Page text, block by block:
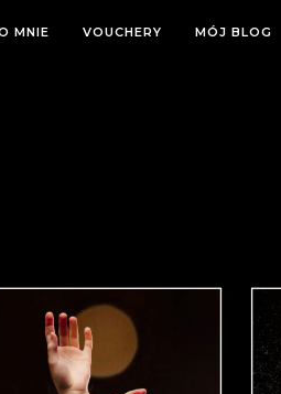
MNIE VOUCHERY MÓJ BLOG